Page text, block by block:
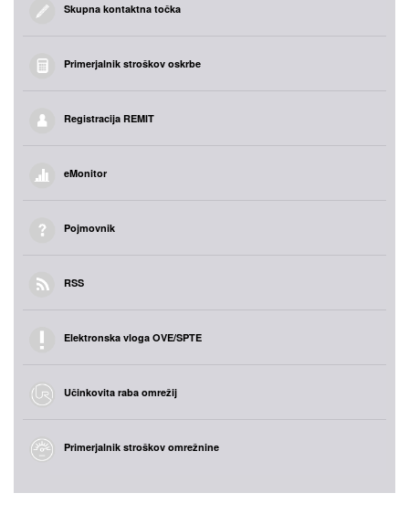
Skupna kontaktna točka
Primerjalnik stroškov oskrbe
Registracija REMIT
eMonitor
Pojmovnik
RSS
Elektronska vloga OVE/SPTE
Učinkovita raba omrežij
Primerjalnik stroškov omrežnine